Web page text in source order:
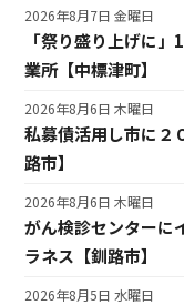
「祭り盛り上げに
業所【中標津町】
2026年8月7日 金曜日
私募債活用し市に
路市】
2026年8月6日 木曜日
がん検診センター
ラネス【釧路市】
2026年8月6日 木曜日
2026年8月5日 水曜日